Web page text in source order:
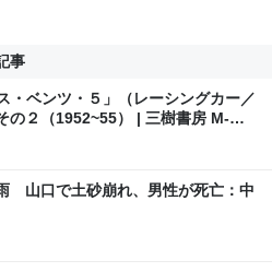
事
ベンツ・５」（レーシングカー／
の２（1952~55） | 三樹書房 M-
山口で土砂崩れ、男性が死亡：中